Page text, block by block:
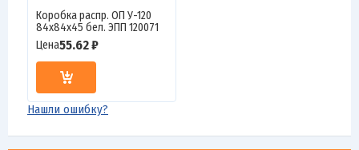
Коробка распр. ОП У-120
84х84х45 бел. ЭПП 120071
Цена55.62 ₽
Нашли ошибку?